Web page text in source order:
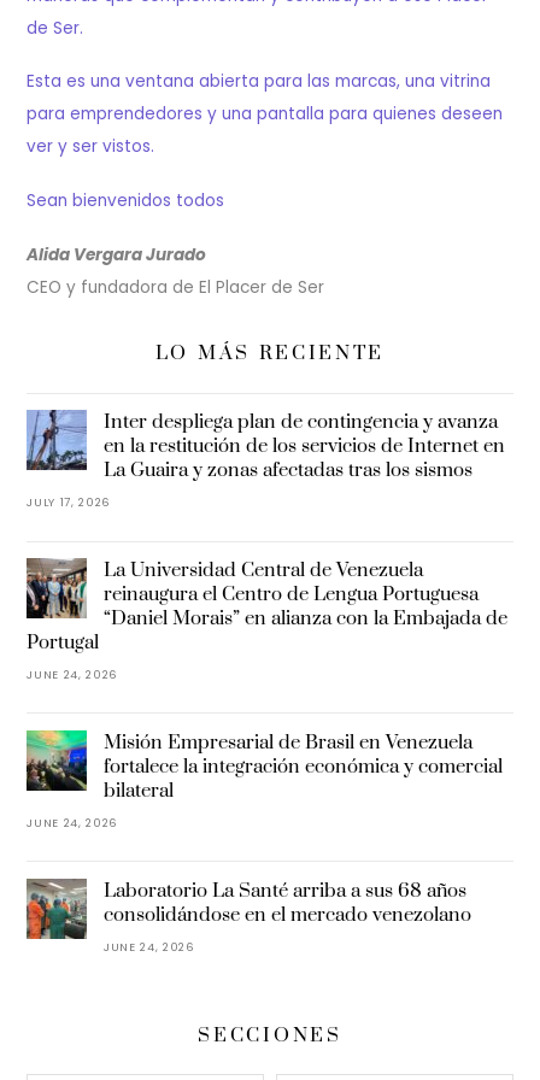
de Ser.
Esta es una ventana abierta para las marcas, una vitrina
para emprendedores y una pantalla para quienes deseen
ver y ser vistos.
Sean bienvenidos todos
Alida Vergara Jurado
CEO y fundadora de El Placer de Ser
LO MÁS RECIENTE
Inter despliega plan de contingencia y avanza
en la restitución de los servicios de Internet en
La Guaira y zonas afectadas tras los sismos
JULY 17, 2026
La Universidad Central de Venezuela
reinaugura el Centro de Lengua Portuguesa
“Daniel Morais” en alianza con la Embajada de
Portugal
JUNE 24, 2026
Misión Empresarial de Brasil en Venezuela
fortalece la integración económica y comercial
bilateral
JUNE 24, 2026
Laboratorio La Santé arriba a sus 68 años
consolidándose en el mercado venezolano
JUNE 24, 2026
SECCIONES